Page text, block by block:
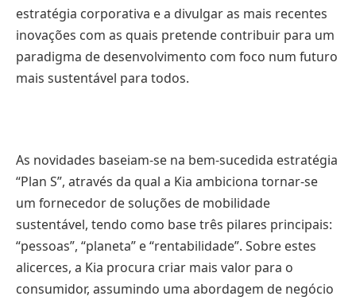
estratégia corporativa e a divulgar as mais recentes
inovações com as quais pretende contribuir para um
paradigma de desenvolvimento com foco num futuro
mais sustentável para todos.
As novidades baseiam-se na bem-sucedida estratégia
“Plan S”, através da qual a Kia ambiciona tornar-se
um fornecedor de soluções de mobilidade
sustentável, tendo como base três pilares principais:
“pessoas”, “planeta” e “rentabilidade”. Sobre estes
alicerces, a Kia procura criar mais valor para o
consumidor, assumindo uma abordagem de negócio